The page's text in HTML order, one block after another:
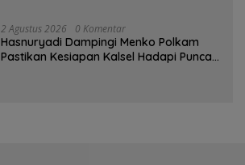
2 Agustus 2026 0 Komentar
Hasnuryadi Dampingi Menko Polkam
Pastikan Kesiapan Kalsel Hadapi Puncak